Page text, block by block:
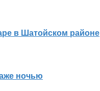
в Шатойском районе
ночью